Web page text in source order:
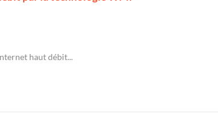
haut débit...